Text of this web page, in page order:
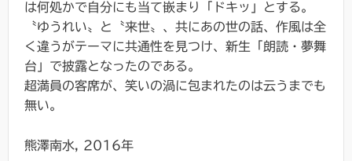
は何処かで自分にも当て嵌まり「ドキッ」とする。
〝ゆうれい〟と〝来世〟、共にあの世の話、作風は全
く違うがテーマに共通性を見つけ、新生「朗読・夢舞
台」で披露となったのである。
超満員の客席が、笑いの渦に包まれたのは云うまでも
無い。
熊澤南水, 2016年